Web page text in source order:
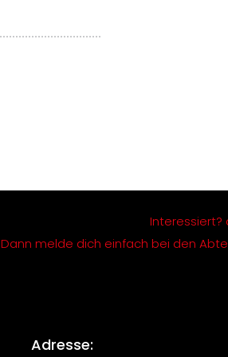
Interessiert?
Dann melde dich einfach bei den
Adresse: